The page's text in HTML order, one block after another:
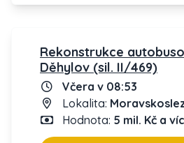
Rekonstrukce
Děhylov (sil. II/469)
Včera v 08:53
Lokalita:
Hodnota: 5 mil. Kč a